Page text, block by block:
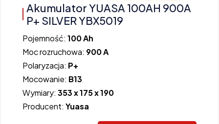
Akumulator YUASA 100AH 900A
P+ SILVER YBX5019
Pojemność: 100 Ah
Moc rozruchowa: 900 A
Polaryzacja: P+
Mocowanie: B13
Wymiary: 353 x 175 x 190
Producent: Yuasa